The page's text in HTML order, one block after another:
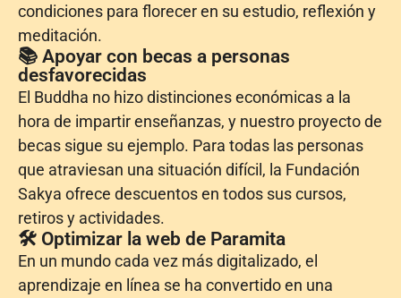
condiciones para florecer en su estudio, reflexión y
meditación.
📚 Apoyar con becas a personas
desfavorecidas
El Buddha no hizo distinciones económicas a la
hora de impartir enseñanzas, y nuestro proyecto de
becas sigue su ejemplo. Para todas las personas
que atraviesan una situación difícil, la Fundación
Sakya ofrece descuentos en todos sus cursos,
retiros y actividades.
🛠 Optimizar la web de Paramita
En un mundo cada vez más digitalizado, el
aprendizaje en línea se ha convertido en una